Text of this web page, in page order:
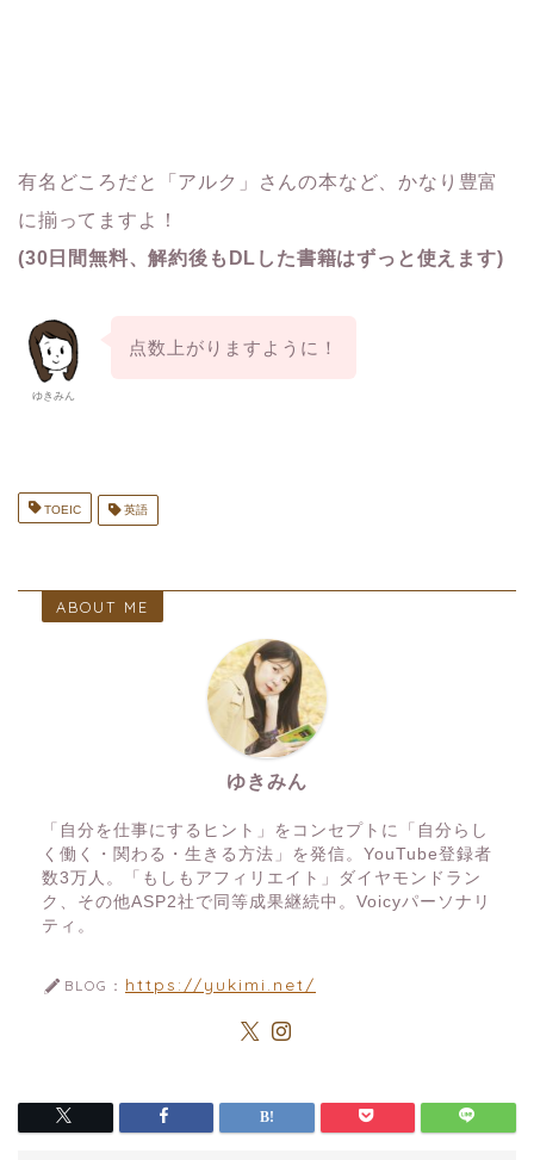
有名どころだと「アルク」さんの本など、かなり豊富
に揃ってますよ！
(30日間無料、解約後もDLした書籍はずっと使えます)
ゆきみん
点数上がりますように！
TOEIC 英語
ABOUT ME
ゆきみん
「自分を仕事にするヒント」をコンセプトに「自分らし
く働く・関わる・生きる方法」を発信。YouTube登録者
数3万人。「もしもアフィリエイト」ダイヤモンドラン
ク、その他ASP2社で同等成果継続中。Voicyパーソナリ
ティ。
BLOG： https://yukimi.net/